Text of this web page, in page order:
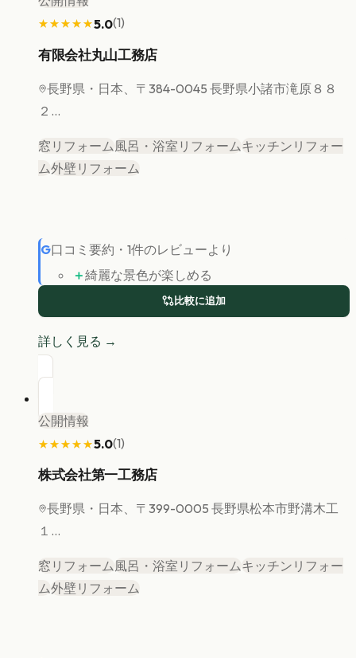
★★★★★
★★★★★5.0(1)
有限会社丸山工務店
長野県 ・日本、〒384-0045 長野県小諸市滝原８８
２...
窓リフォーム 風呂・浴室リフォームキッチンリフォー
ム外壁リフォーム
G口コミ要約 ・ 1件のレビューより
＋綺麗な景色が楽しめる
比較に追加
詳しく見る →
公開情報
★★★★★
★★★★★5.0(1)
株式会社第一工務店
長野県 ・日本、〒399-0005 長野県松本市野溝木工
１...
窓リフォーム 風呂・浴室リフォームキッチンリフォー
ム外壁リフォーム